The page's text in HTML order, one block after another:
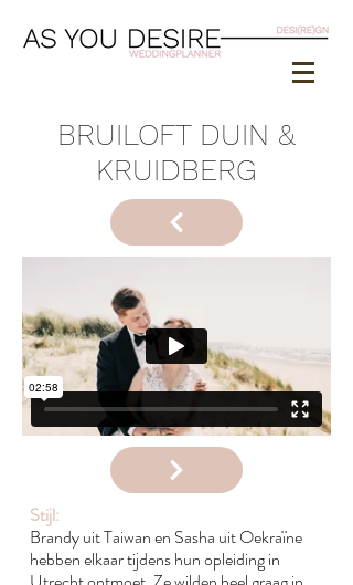
BRUILOFT DUIN &
KRUIDBERG
Stijl:
Brandy uit Taiwan en Sasha uit Oekraïne
hebben elkaar tijdens hun opleiding in